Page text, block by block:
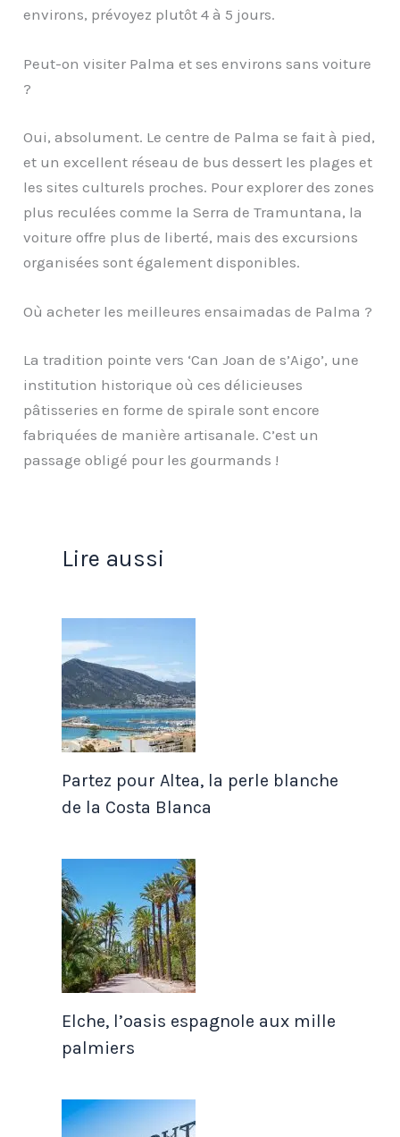
environs, prévoyez plutôt 4 à 5 jours.
Peut-on visiter Palma et ses environs sans voiture
?
Oui, absolument. Le centre de Palma se fait à pied,
et un excellent réseau de bus dessert les plages et
les sites culturels proches. Pour explorer des zones
plus reculées comme la Serra de Tramuntana, la
voiture offre plus de liberté, mais des excursions
organisées sont également disponibles.
Où acheter les meilleures ensaimadas de Palma ?
La tradition pointe vers ‘Can Joan de s’Aigo’, une
institution historique où ces délicieuses
pâtisseries en forme de spirale sont encore
fabriquées de manière artisanale. C’est un
passage obligé pour les gourmands !
Lire aussi
Partez pour Altea, la perle blanche
de la Costa Blanca
Elche, l’oasis espagnole aux mille
palmiers